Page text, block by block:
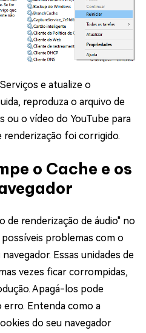
e atualize o
reproduza o arquivo de
ou o vídeo do YouTube para
foi corrigido.
o Cache e os
de renderização de áudio" no
problemas com o
Essas unidades de
vezes ficar corrompidas,
Apagá-los pode
Entenda como a
do seu navegador